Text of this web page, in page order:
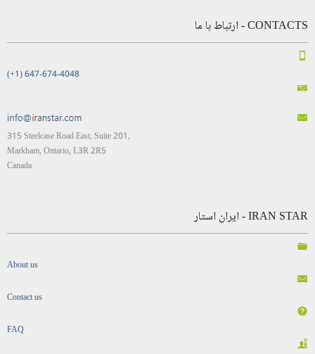
CONTACTS - ارتباط با ما
(+1) 647-674-4048
315 Steelcase Road East, Suite 201,
Markham, Ontario, L3R 2R5
Canada
IRAN STAR - ایران استار
About us
Contact us
FAQ